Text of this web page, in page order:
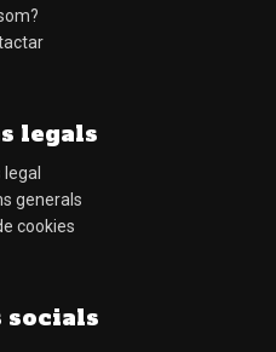
legals
legal
generals
cookies
socials